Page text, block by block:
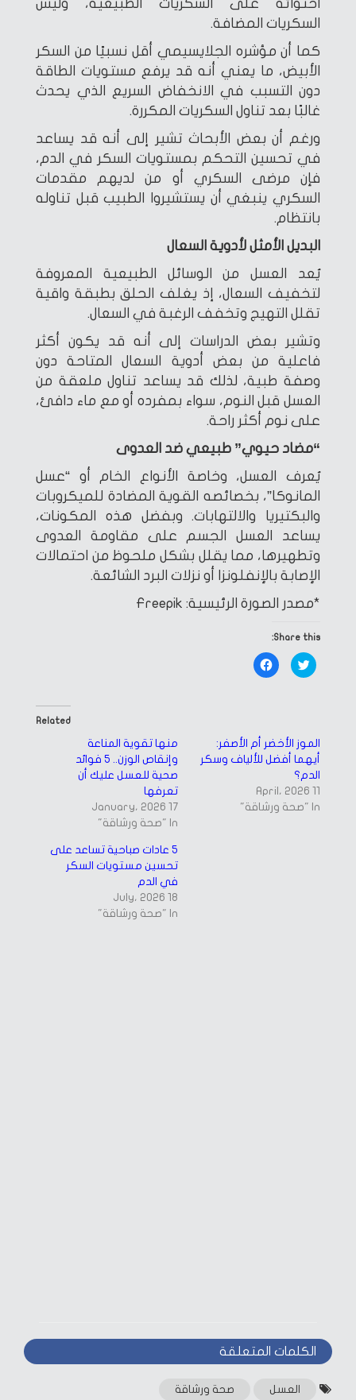
احتوائه على السكريات الطبيعية، وليس
السكريات المضافة.
كما أن مؤشره الجلايسيمي أقل نسبيًا من السكر
الأبيض، ما يعني أنه قد يرفع مستويات الطاقة
دون التسبب في الانخفاض السريع الذي يحدث
غالبًا بعد تناول السكريات المكررة.
ورغم أن بعض الأبحاث تشير إلى أنه قد يساعد
في تحسين التحكم بمستويات السكر في الدم،
فإن مرضى السكري أو من لديهم مقدمات
السكري ينبغي أن يستشيروا الطبيب قبل تناوله
بانتظام.
البديل الأمثل لأدوية السعال
يُعد العسل من الوسائل الطبيعية المعروفة
لتخفيف السعال، إذ يغلف الحلق بطبقة واقية
تقلل التهيج وتخفف الرغبة في السعال.
وتشير بعض الدراسات إلى أنه قد يكون أكثر
فاعلية من بعض أدوية السعال المتاحة دون
وصفة طبية، لذلك قد يساعد تناول ملعقة من
العسل قبل النوم، سواء بمفرده أو مع ماء دافئ،
على نوم أكثر راحة.
“مضاد حيوي” طبيعي ضد العدوى
يُعرف العسل، وخاصة الأنواع الخام أو “عسل
المانوكا”، بخصائصه القوية المضادة للميكروبات
والبكتيريا والالتهابات. وبفضل هذه المكونات،
يساعد العسل الجسم على مقاومة العدوى
وتطهيرها، مما يقلل بشكل ملحوظ من احتمالات
الإصابة بالإنفلونزا أو نزلات البرد الشائعة.
*مصدر الصورة الرئيسية: Freepik
Share this:
Click
to
share
window)
Click
to
window)
Related
منها تقوية المناعة
وإنقاص الوزن.. 5 فوائد
صحية للعسل عليك أن
تعرفها
17 January، 2026
In "صحة ورشاقة"
الموز الأخضر أم الأصفر:
أيهما أفضل للألياف وسكر
الدم؟
11 April، 2026
In "صحة ورشاقة"
5 عادات صباحية تساعد على
تحسين مستويات السكر
في الدم
18 July، 2026
In "صحة ورشاقة"
الكلمات المتعلقة‎
العسل صحة ورشاقة